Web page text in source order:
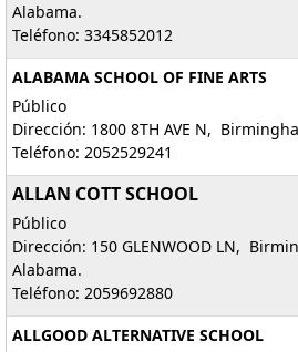
Alabama.
Teléfono: 3345852012
ALABAMA SCHOOL OF FINE ARTS
Público
Dirección: 1800 8TH AVE N,
Teléfono: 2052529241
ALLAN COTT SCHOOL
Público
Dirección: 150 GLENWOOD LN,
Alabama.
Teléfono: 2059692880
ALLGOOD ALTERNATIVE SCHOOL